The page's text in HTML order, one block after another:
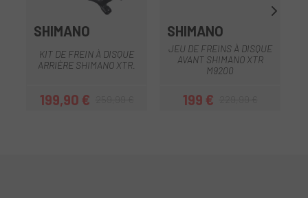
SHIMANO
KIT DE FREIN À DISQUE
ARRIÈRE SHIMANO XTR.
Prix
199,90 €Prix habituel
SHIMANO
JEU DE FREINS À DISQUE
AVANT SHIMANO XTR
M9200
199 €